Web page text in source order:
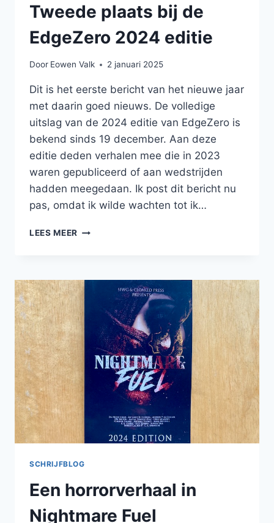
Tweede plaats bij de
EdgeZero 2024 editie
Door Eowen Valk 2 januari 2025
Dit is het eerste bericht van het nieuwe jaar
met daarin goed nieuws. De volledige
uitslag van de 2024 editie van EdgeZero is
bekend sinds 19 december. Aan deze
editie deden verhalen mee die in 2023
waren gepubliceerd of aan wedstrijden
hadden meegedaan. Ik post dit bericht nu
pas, omdat ik wilde wachten tot ik…
LEES MEER TWEEDE
EDGEZERO
2024
SCHRIJFBLOG
Een horrorverhaal in
Nightmare Fuel